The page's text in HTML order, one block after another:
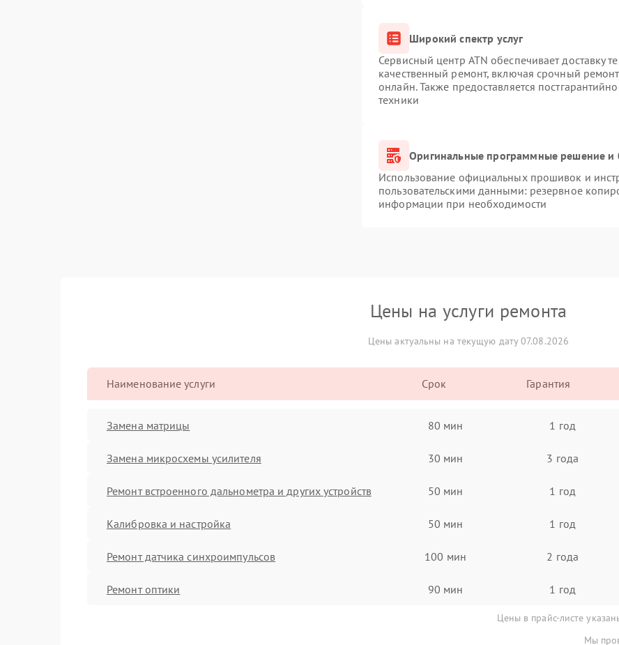
Широкий спектр услуг
Сервисный центр ATN обеспечивает доставку
качественный ремонт, включая срочный
онлайн. Также предоставляется
техники
Оригинальные программные решение и
Использование официальных прошивок и
пользовательскими данными: резервное
информации при необходимости
Цены на услуги ремонта
Цены актуальны на текущую дату 07.08.2026
Наименование услуги Срок Гарантия
Замена матрицы 80 мин 1 год
Замена микросхемы усилителя 30 мин 3 года
Ремонт встроенного дальнометра и других устройств 50 мин 1 год
Калибровка и настройка 50 мин 1 год
Ремонт датчика синхроимпульсов 100 мин 2 года
Ремонт оптики 90 мин 1 год
Цены в прайс-листе
Мы